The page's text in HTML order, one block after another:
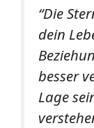
“Die
dein
besser
Lage